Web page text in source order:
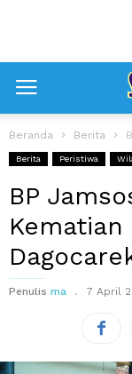
Beranda Berita
Berita Peristiwa
BP
Kematian
Penulis ma 7 April